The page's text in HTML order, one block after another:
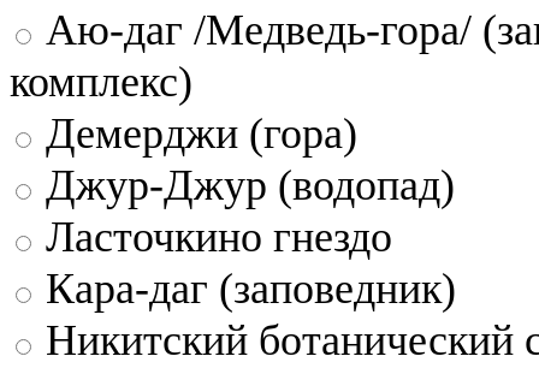
Аю-даг /Медведь-гора/
комплекс)
Демерджи (гора)
Джур-Джур (водопад)
Ласточкино гнездо
Кара-даг (заповедник)
Никитский ботанический